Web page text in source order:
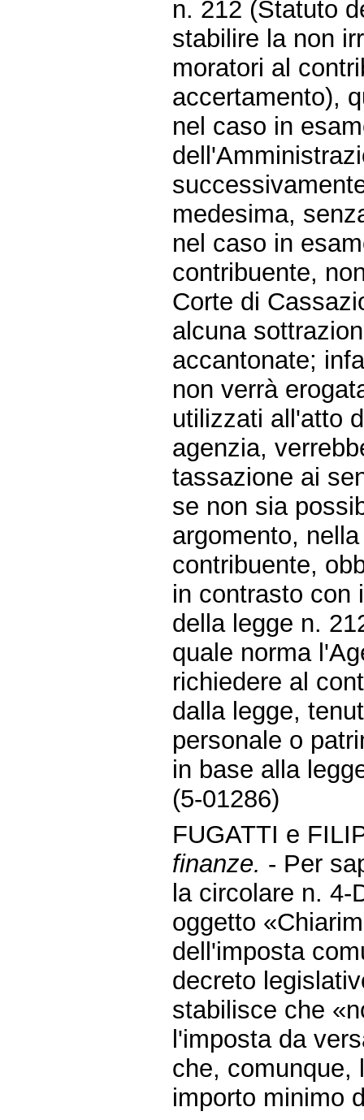
n. 212 (Statuto
stabilire la non
moratori al
accertamento),
nel caso in
medesima,
nel caso in
contribuente,
Corte di
alcuna
accantonate;
non verrà
utilizzati all'atto
agenzia,
tassazione ai
se non sia
argomento,
contribuente,
in contrasto con
della legge n.
quale norma
richiedere al
dalla legge,
personale o
in base alla
(5-01286)
FUGATTI e
finanze. - Per
la circolare n. 4-
oggetto
dell'imposta
decreto
stabilisce che
l'imposta da
che, comunque,
importo minimo